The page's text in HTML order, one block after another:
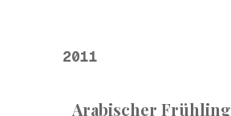
2011
Arabischer Frühling